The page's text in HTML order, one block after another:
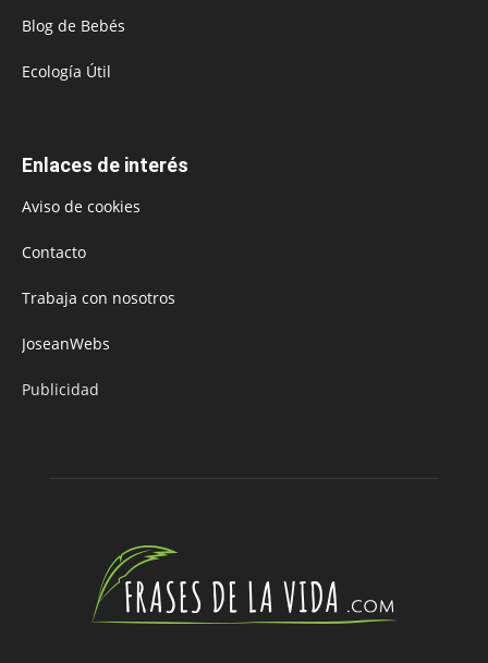
Blog de Bebés
Ecología Útil
Enlaces de interés
Aviso de cookies
Contacto
Trabaja con nosotros
JoseanWebs
Publicidad